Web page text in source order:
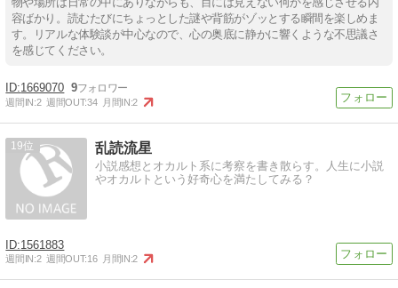
容ばかり。読むたびにちょっとした謎や背筋がゾッとする瞬間を楽しめま
す。リアルな体験談が中心なので、心の奥底に静かに響くような不思議さ
を感じてください。
1669070 9
週間IN:2 週間OUT:34 月間IN:2
19 乱読流星
小説感想とオカルト系に考察を書き散らす。人生に小説
やオカルトという好奇心を満たしてみる？
1561883
週間IN:2 週間OUT:16 月間IN:2